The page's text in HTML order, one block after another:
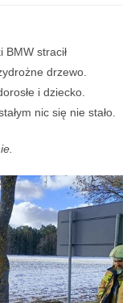
stracił
drzewo.
i dziecko.
nic się nie stało.